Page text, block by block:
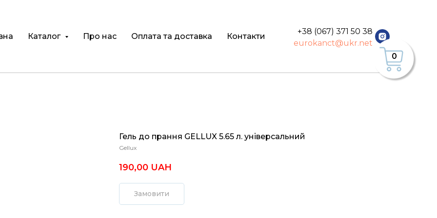
0
Каталог Про нас Оплата та доставка Контакти
+38 (067) 371 50 38
eurokanct@ukr.net
Гель до прання GELLUX 5.65 л. універсальний
Gellux
190,00 UAH
Замовити